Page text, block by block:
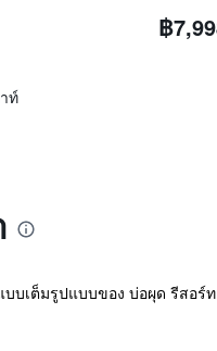
฿
ท์
เต็มรูปแบบของ บ่อผุด รีสอร์